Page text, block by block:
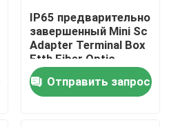
IP65 предварительно
завершенный Mini Sc
Adapter Terminal Box
Ftth Fiber Optic
Splitter Box 16 ядер
Отправить запрос